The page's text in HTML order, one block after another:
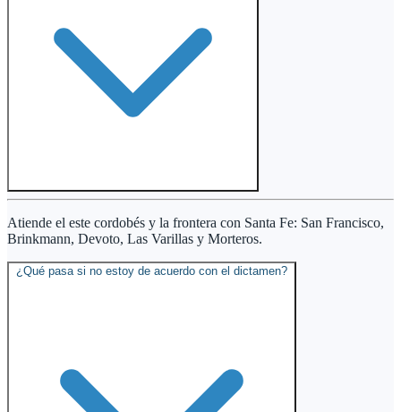
Atiende el este cordobés y la frontera con Santa Fe: San Francisco,
Brinkmann, Devoto, Las Varillas y Morteros.